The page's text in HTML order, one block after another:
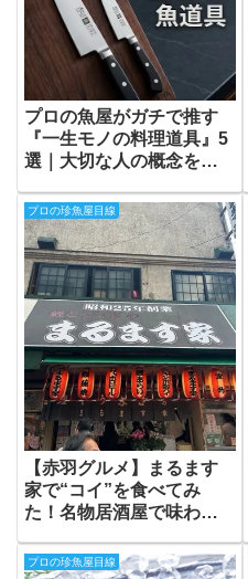
プロの魚屋がガチで推す
『一生モノの料理道具』5
選｜大切な人の概念を変
プロの珍魚屋目線
【赤羽グルメ】まるます
家で“コイ”を食べてみ
た！名物居酒屋で味わう
プロの珍魚屋目線